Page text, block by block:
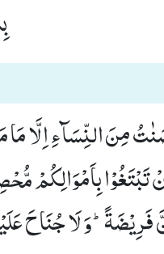
مِنَ النِّسَآءِ اِلَّا
تَبْتَغُوْا بِاَمْوَالِكُمْ
وَ لَا جُنَاحَ